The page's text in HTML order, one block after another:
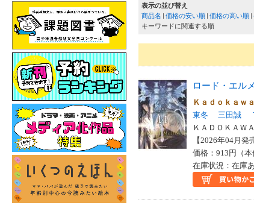
表示の並び替え
商品名
価格の安い順 価格の高い順
キーワードに関連する順
ロード・エル
Ｋａｄｏｋａ
東冬
三田誠
ＫＡＤＯＫＡＷ
【2026年04月
価格：913円（本
在庫状況：在庫